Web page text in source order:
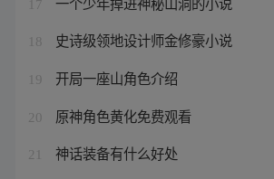
17
18 史诗级领地设计师金修豪小说
19 开局一座山角色介绍
20 原神角色黄化免费观看
21 神话装备有什么好处